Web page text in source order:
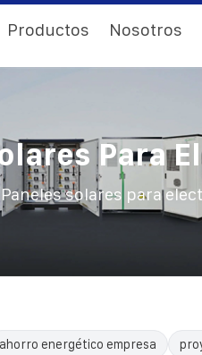
Productos Nosotros
Para
Paneles solares para
ahorro energético empresa